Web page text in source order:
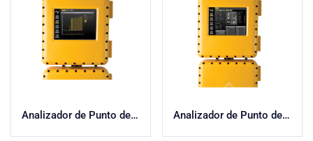
Analizador de Punto de Inflamación Analizador de Punto de Nube